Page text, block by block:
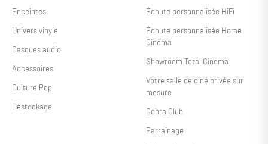
Enceintes
Univers vinyle
Casques audio
Accessoires
Culture Pop
Déstockage
Écoute personnalisée HiFi
Écoute personnalisée Home
Cinéma
Showroom Total Cinema
Votre salle de ciné privée sur
mesure
Cobra Club
Parrainage